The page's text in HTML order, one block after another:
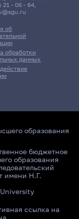
об
обработки
данных
21 - 06 - 64,
образования
бюджетное
образования
имени Н.Г.
ссылка на